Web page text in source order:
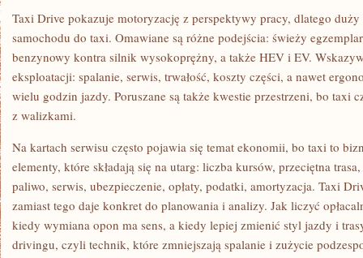
Taxi Drive pokazuje motoryzację z perspektywy pracy, dlatego
samochodu do taxi. Omawiane są różne podejścia: świeży
benzynowy kontra silnik wysokoprężny, a także HEV i EV.
eksploatacji: spalanie, serwis, trwałość, koszty części, a nawet
wielu godzin jazdy. Poruszane są także kwestie przestrzeni, bo taxi
z walizkami.
Na kartach serwisu często pojawia się temat ekonomii, bo taxi to
elementy, które składają się na utarg: liczba kursów, przeciętna
paliwo, serwis, ubezpieczenie, opłaty, podatki, amortyzacja. Taxi
zamiast tego daje konkret do planowania i analizy. Jak liczyć
kiedy wymiana opon ma sens, a kiedy lepiej zmienić styl jazdy i
drivingu, czyli technik, które zmniejszają spalanie i zużycie